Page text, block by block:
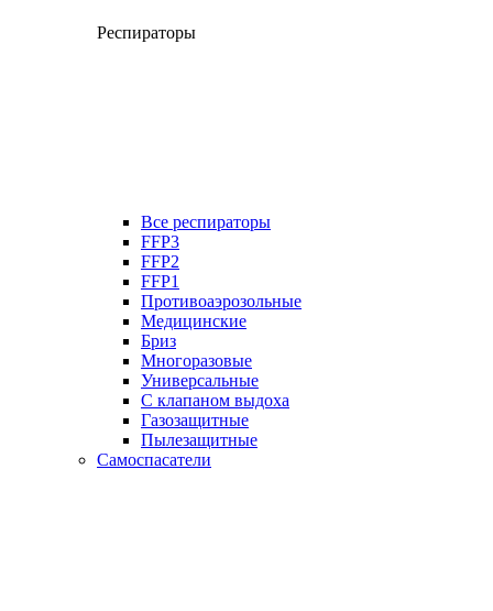
Респираторы
Все респираторы
FFP3
FFP2
FFP1
Противоаэрозольные
Медицинские
Бриз
Многоразовые
Универсальные
С клапаном выдоха
Газозащитные
Пылезащитные
Самоспасатели